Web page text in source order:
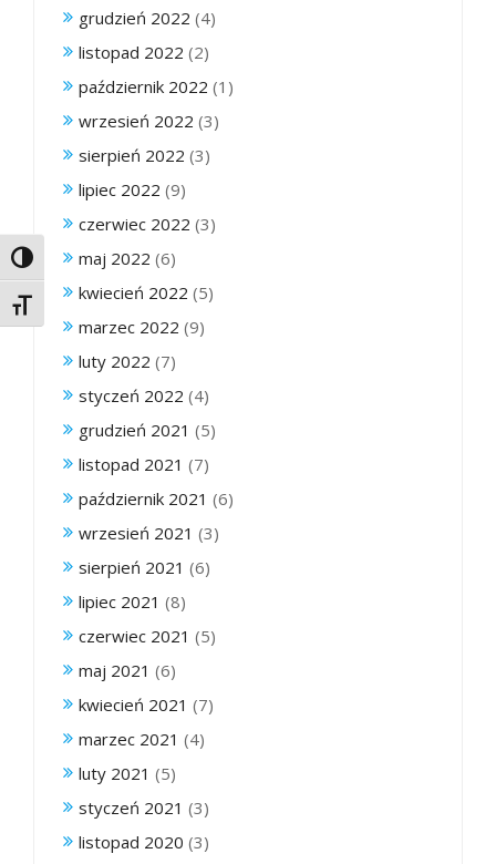
Toggle High Contrast
Toggle Font size
grudzień 2022 (4)
listopad 2022 (2)
październik 2022 (1)
wrzesień 2022 (3)
sierpień 2022 (3)
lipiec 2022 (9)
czerwiec 2022 (3)
maj 2022 (6)
kwiecień 2022 (5)
marzec 2022 (9)
luty 2022 (7)
styczeń 2022 (4)
grudzień 2021 (5)
listopad 2021 (7)
październik 2021 (6)
wrzesień 2021 (3)
sierpień 2021 (6)
lipiec 2021 (8)
czerwiec 2021 (5)
maj 2021 (6)
kwiecień 2021 (7)
marzec 2021 (4)
luty 2021 (5)
styczeń 2021 (3)
listopad 2020 (3)